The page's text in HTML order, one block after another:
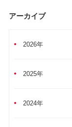
アーカイブ
2026年
2025年
2024年